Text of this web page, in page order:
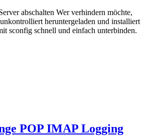
abschalten Wer verhindern möchte,
heruntergeladen und installiert
sconfig schnell und einfach unterbinden.
POP IMAP Logging